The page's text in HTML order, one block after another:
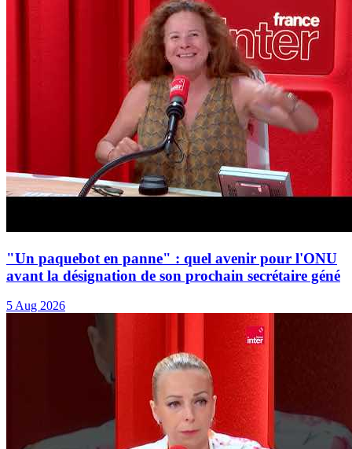
"Un paquebot en panne" : quel avenir pour l'ONU
avant la désignation de son prochain secrétaire géné
5 Aug 2026